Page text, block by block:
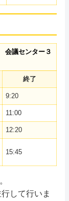
会議センター３
終了
9:20
11:00
12:20
15:45
して行いま